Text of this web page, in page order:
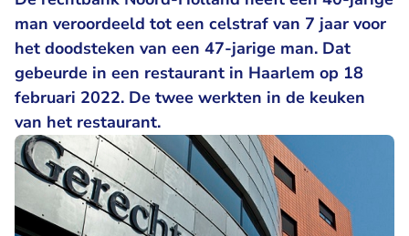
man veroordeeld tot een celstraf van 7 jaar voor
het doodsteken van een 47-jarige man. Dat
gebeurde in een restaurant in Haarlem op 18
februari 2022. De twee werkten in de keuken
van het restaurant.